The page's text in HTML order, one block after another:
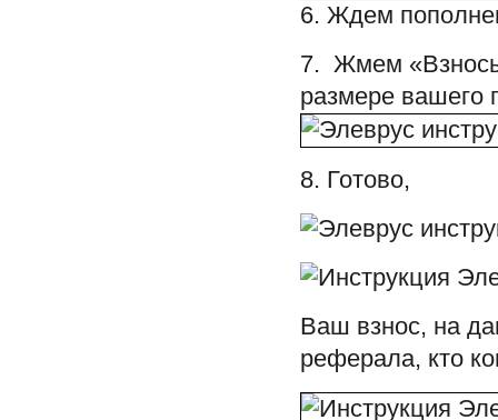
6. Ждем
7. Жмем
размере вашего
8. Готово,
Ваш взнос, на
реферала, кто